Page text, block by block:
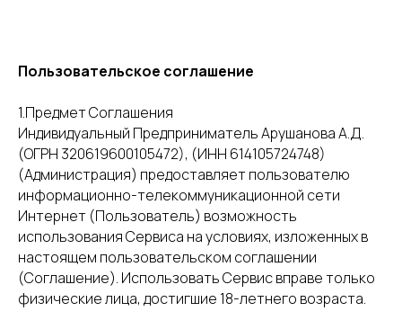
Пользовательское соглашение
1.Предмет Соглашения
Индивидуальный Предприниматель Арушанова А.Д.
(ОГРН 320619600105472), (ИНН 614105724748)
(Администрация) предоставляет пользователю
информационно-телекоммуникационной сети
Интернет (Пользователь) возможность
использования Сервиса на условиях, изложенных в
настоящем пользовательском соглашении
(Соглашение). Использовать Сервис вправе только
физические лица, достигшие 18-летнего возраста.